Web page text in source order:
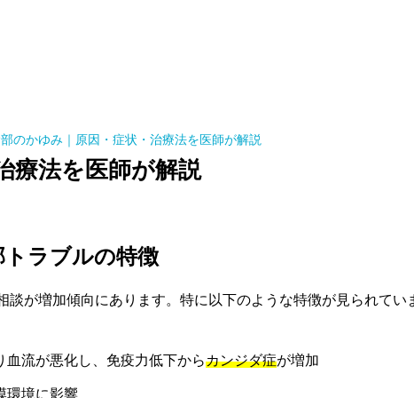
のかゆみ｜原因・症状・治療法を医師が解説
療法を医師が解説
トラブルの特徴
が増加傾向にあります。特に以下のような特徴が見られてい
血流が悪化し、免疫力低下からカンジダ症が増加
環境に影響